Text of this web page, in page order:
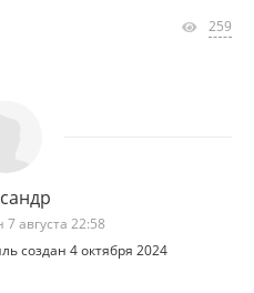
259
августа 22:58
создан 4 октября 2024